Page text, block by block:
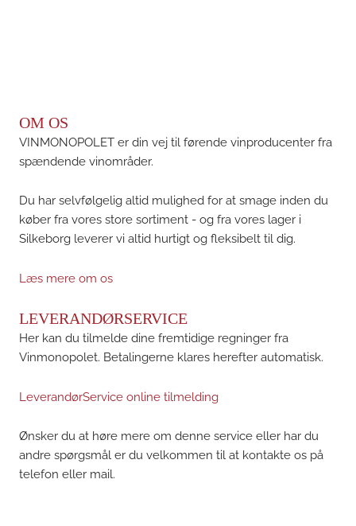
OM OS
VINMONOPOLET er din vej til førende vinproducenter fra
spændende vinområder.
Du har selvfølgelig altid mulighed for at smage inden du
køber fra vores store sortiment - og fra vores lager i
Silkeborg leverer vi altid hurtigt og fleksibelt til dig.
Læs mere om os
LEVERANDØRSERVICE
Her kan du tilmelde dine fremtidige regninger fra
Vinmonopolet. Betalingerne klares herefter automatisk.
LeverandørService online tilmelding
Ønsker du at høre mere om denne service eller har du
andre spørgsmål er du velkommen til at kontakte os på
telefon eller mail.